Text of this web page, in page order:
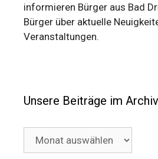
informieren Bürger aus Bad
Bürger über aktuelle
Veranstaltungen.
Unsere Beiträge im Archiv